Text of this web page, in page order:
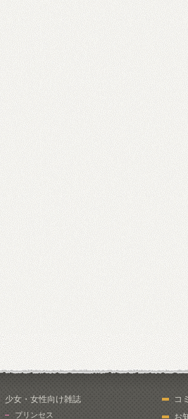
少女・女性向け雑誌
プリンセス
コ
お